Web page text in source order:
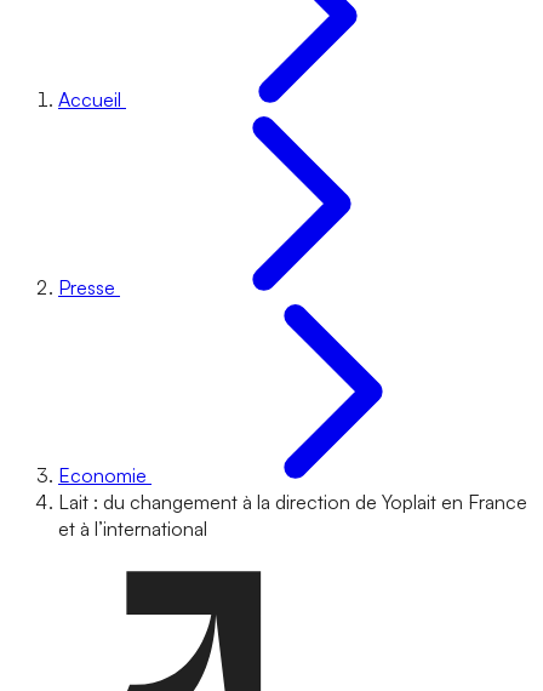
Accueil
Presse
Economie
Lait : du changement à la direction de Yoplait en France
et à l’international